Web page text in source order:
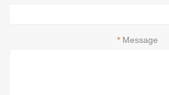
Message